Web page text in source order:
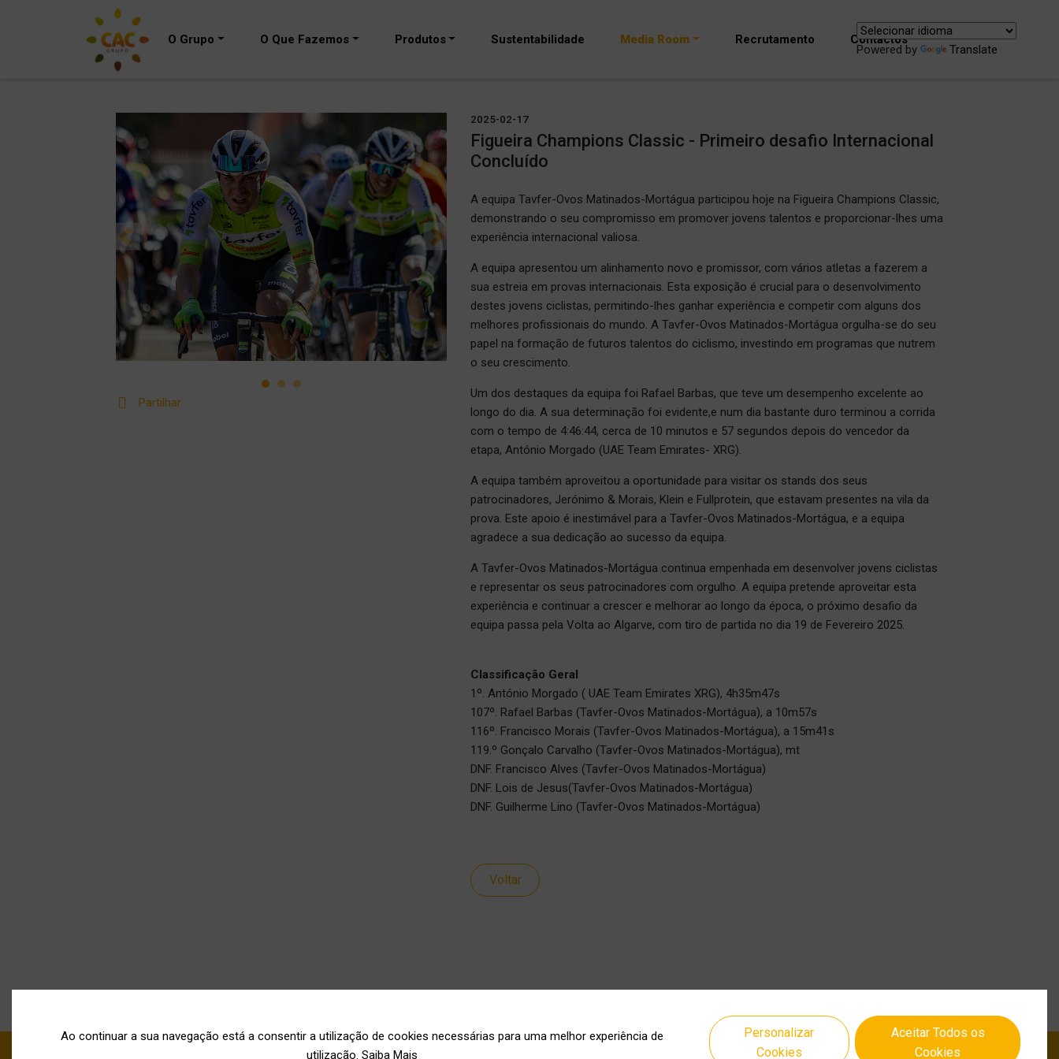
O Grupo O Que Fazemos Produtos Sustentabilidade Media Room Recrutamento Contactos
Powered by Translate
Previous
Partilhar
2025-02-17
Figueira Champions Classic - Primeiro desafio Internacional
Concluído
A equipa Tavfer-Ovos Matinados-Mortágua participou hoje na Figueira Champions Classic,
demonstrando o seu compromisso em promover jovens talentos e proporcionar-lhes uma
experiência internacional valiosa.
A equipa apresentou um alinhamento novo e promissor, com vários atletas a fazerem a
sua estreia em provas internacionais. Esta exposição é crucial para o desenvolvimento
destes jovens ciclistas, permitindo-lhes ganhar experiência e competir com alguns dos
melhores profissionais do mundo. A Tavfer-Ovos Matinados-Mortágua orgulha-se do seu
papel na formação de futuros talentos do ciclismo, investindo em programas que nutrem
o seu crescimento.
Um dos destaques da equipa foi Rafael Barbas, que teve um desempenho excelente ao
longo do dia. A sua determinação foi evidente,e num dia bastante duro terminou a corrida
com o tempo de 4:46:44, cerca de 10 minutos e 57 segundos depois do vencedor da
etapa, António Morgado (UAE Team Emirates- XRG).
A equipa também aproveitou a oportunidade para visitar os stands dos seus
patrocinadores, Jerónimo & Morais, Klein e Fullprotein, que estavam presentes na vila da
prova. Este apoio é inestimável para a Tavfer-Ovos Matinados-Mortágua, e a equipa
agradece a sua dedicação ao sucesso da equipa.
A Tavfer-Ovos Matinados-Mortágua continua empenhada em desenvolver jovens ciclistas
e representar os seus patrocinadores com orgulho. A equipa pretende aproveitar esta
experiência e continuar a crescer e melhorar ao longo da época, o próximo desafio da
equipa passa pela Volta ao Algarve, com tiro de partida no dia 19 de Fevereiro 2025.
Classificação Geral
1º. António Morgado ( UAE Team Emirates XRG), 4h35m47s
107º. Rafael Barbas (Tavfer-Ovos Matinados-Mortágua), a 10m57s
116º. Francisco Morais (Tavfer-Ovos Matinados-Mortágua), a 15m41s
119.º Gonçalo Carvalho (Tavfer-Ovos Matinados-Mortágua), mt
DNF. Francisco Alves (Tavfer-Ovos Matinados-Mortágua)
DNF. Lois de Jesus(Tavfer-Ovos Matinados-Mortágua)
DNF. Guilherme Lino (Tavfer-Ovos Matinados-Mortágua)
Voltar
Ao continuar a sua navegação está a consentir a utilização de cookies necessárias para uma melhor experiência de
utilização. Saiba Mais
Personalizar
Cookies
Aceitar Todos os
Cookies